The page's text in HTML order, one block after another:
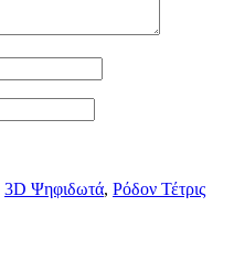
3D Ψηφιδωτά, Ρόδον Τέτρις